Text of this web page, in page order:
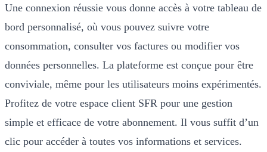
Une connexion réussie vous donne accès à votre tableau de
bord personnalisé, où vous pouvez suivre votre
consommation, consulter vos factures ou modifier vos
données personnelles. La plateforme est conçue pour être
conviviale, même pour les utilisateurs moins expérimentés.
Profitez de votre espace client SFR pour une gestion
simple et efficace de votre abonnement. Il vous suffit d’un
clic pour accéder à toutes vos informations et services.